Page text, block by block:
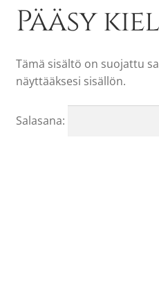
Pääsy
Tämä sisältö on suojattu
näyttääksesi sisällön.
Salasana: